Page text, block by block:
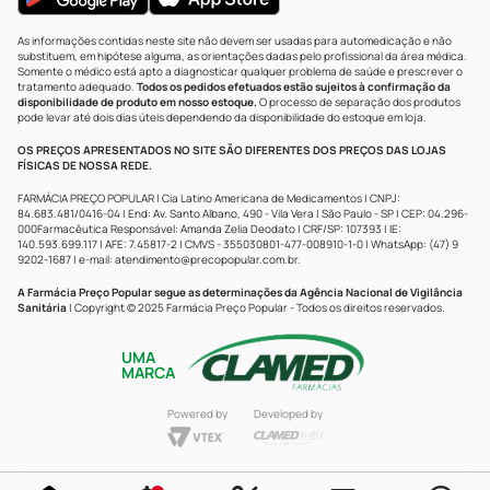
As informações contidas neste site não devem ser usadas para automedicação e não
substituem, em hipótese alguma, as orientações dadas pelo profissional da área médica.
Somente o médico está apto a diagnosticar qualquer problema de saúde e prescrever o
tratamento adequado. Todos os pedidos efetuados estão sujeitos à confirmação da
disponibilidade de produto em nosso estoque.O processo de separação dos produtos
pode levar até dois dias úteis dependendo da disponibilidade do estoque em loja.
OS PREÇOS APRESENTADOS NO SITE SÃO DIFERENTES DOS PREÇOS DAS LOJAS
FÍSICAS DE NOSSA REDE.
FARMÁCIA PREÇO POPULAR | Cia Latino Americana de Medicamentos | CNPJ:
84.683.481/0416-04 | End: Av. Santo Albano, 490 - Vila Vera | São Paulo - SP | CEP: 04.296-
000Farmacêutica Responsável: Amanda Zelia Deodato | CRF/SP: 107393 | IE:
140.593.699.117 | AFE: 7.45817-2 | CMVS - 355030801-477-008910-1-0 | WhatsApp: (47) 9
9202-1687 | e-mail: atendimento@precopopular.com.br.
A Farmácia Preço Popular segue as determinações da Agência Nacional de Vigilância
Sanitária | Copyright © 2025 Farmácia Preço Popular - Todos os direitos reservados.
UMA
MARCA
Powered by Developed by